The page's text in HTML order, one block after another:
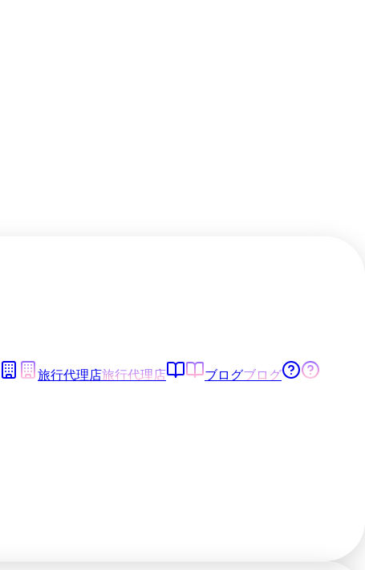
旅行代理店旅行代理店 ブログブログ